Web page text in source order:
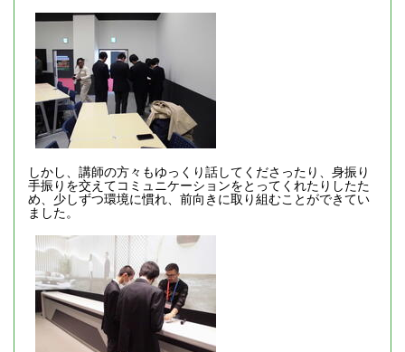
しかし、講師の方々もゆっくり話してくださったり、身振り
手振りを交えてコミュニケーションをとってくれたりしたた
め、少しずつ環境に慣れ、前向きに取り組むことができてい
ました。